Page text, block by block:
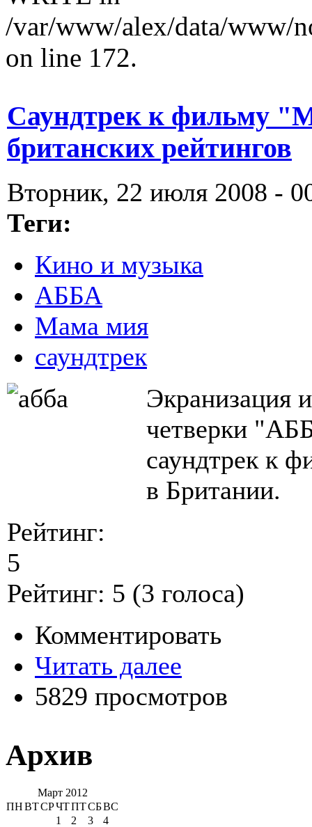
/var/www/alex/data/www/
on line 172.
Саундтрек к фильму
британских рейтингов
Вторник, 22 июля 2008 -
Теги:
Кино и музыка
АББА
Мама мия
саундтрек
Экранизация
четверки
саундтрек к
в Британии.
Рейтинг:
5
Рейтинг: 5 (3 голоса)
Комментировать
Читать далее
5829 просмотров
Архив
Март 2012
ПНВТСРЧТПТСБВС
1
2 3
4